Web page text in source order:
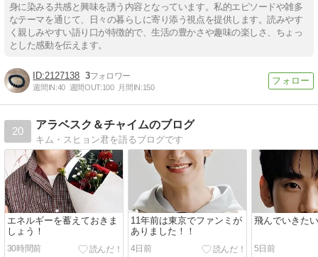
身に染みる共感と興味を誘う内容となっています。私的エピソードや雑多
なテーマを通じて、日々の暮らしに寄り添う視点を提供します。読みやす
く親しみやすい語り口が特徴的で、生活の豊かさや趣味の楽しさ、ちょっ
とした感動を伝えます。
2127138 3
週間IN:40 週間OUT:100 月間IN:150
20
アラベスク＆チャイムのブログ
キム・スヒョン君を語るブログです
エネルギーを蓄えておきま
しょう！
30時間前
11年前は東京でファンミが
ありました！！
4日前
飛んでいきた
5日前